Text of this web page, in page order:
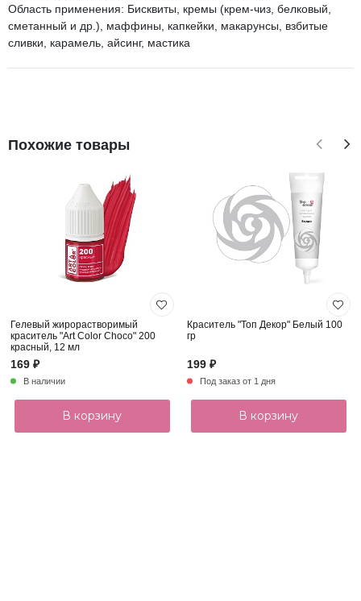
Область применения: Бисквиты, кремы (крем-чиз, белковый,
сметанный и др.), маффины, капкейки, макарунсы, взбитые
сливки, карамель, айсинг, мастика
Похожие товары
Гелевый жирорастворимый
краситель "Art Color Choco" 200
красный, 12 мл
169 ₽
В наличии
В корзину
Краситель "Топ Декор" Белый 100
гр
199 ₽
Под заказ от 1 дня
В корзину